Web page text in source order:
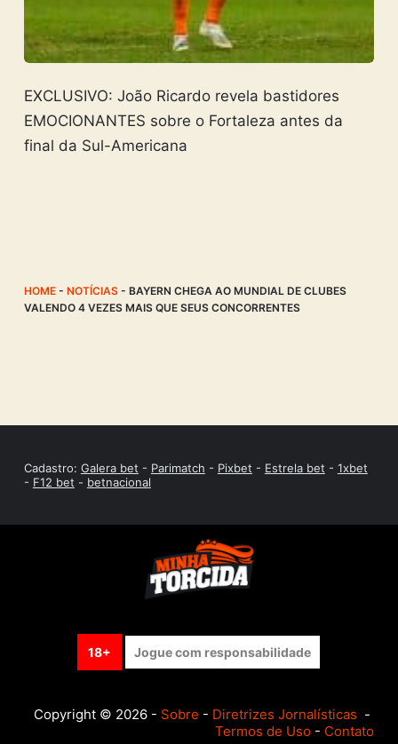
EXCLUSIVO: João Ricardo revela bastidores
EMOCIONANTES sobre o Fortaleza antes da
final da Sul-Americana
HOME- NOTÍCIAS- BAYERN CHEGA AO MUNDIAL DE CLUBES
VALENDO 4 VEZES MAIS QUE SEUS CONCORRENTES
Cadastro: Galera bet - Parimatch - Pixbet - Estrela bet - 1xbet
- F12 bet - betnacional
18+ Jogue com responsabilidade
Copyright © 2026 - Sobre - Diretrizes Jornalísticas -
Termos de Uso - Contato